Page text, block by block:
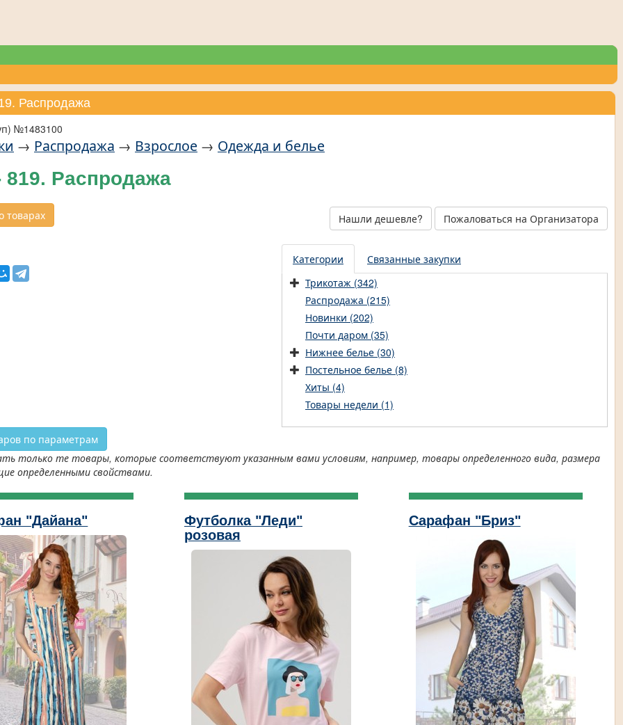
Распродажа
№1483100
→ Распродажа → Взрослое → Одежда и белье
819. Распродажа
Нашли дешевле? Пожаловаться на Организатора
Категории
Связанные закупки
Трикотаж (342)
Распродажа (215)
Новинки (202)
Почти даром (35)
Нижнее белье (30)
Постельное белье (8)
Хиты (4)
Товары недели (1)
по параметрам
только те товары, которые соответствуют указанным вами условиям, например, товары определенного вида, размера
определенными свойствами.
"Дайана"
Футболка "Леди"
розовая
Сарафан "Бриз"